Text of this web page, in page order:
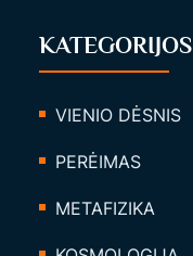
KATEGORIJOS
VIENIO DĖSNIS
PERĖIMAS
METAFIZIKA